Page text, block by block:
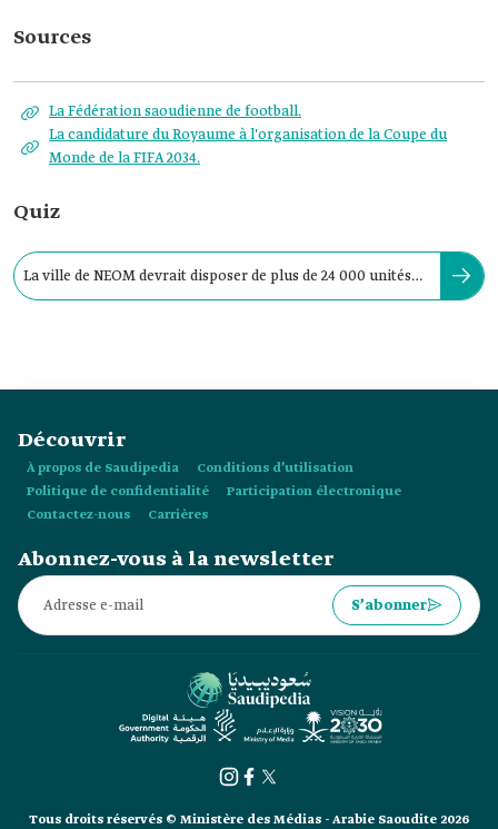
Sources
La Fédération saoudienne de football.
La candidature du Royaume à l'organisation de la Coupe du
Monde de la FIFA 2034.
Quiz
La ville de NEOM devrait disposer de plus de 24 000 unités
Découvrir
À propos de Saudipedia
Conditions d’utilisation
Politique de confidentialité
Participation électronique
Contactez-nous
Carrières
Abonnez-vous à la newsletter
S’abonner
Tous droits réservés © Ministère des Médias - Arabie Saoudite 2026